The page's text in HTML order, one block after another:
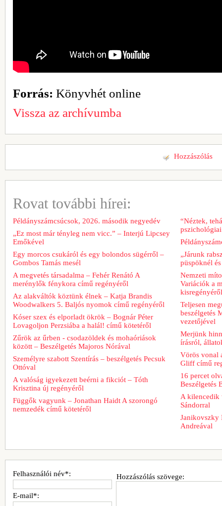
Forrás: Könyvhét online
Vissza az archívumba
Hozzászólás
Rovat további hírei:
Példányszámcsúcsok, 2026. második negyedév
„Ez most már tényleg nem vicc.” – Interjú Lipcsey
Emőkével
Egy morcos csukáról és egy bolondos sügérről –
Gombos Tamás mesél
A megvetés társadalma – Fehér Renátó A
merénylők fénykora című regényéről
Az alakváltók köztünk élnek – Katja Brandis
Woodwalkers 5. Baljós nyomok című regényéről
Kóser szex és elporladt ökrök – Bognár Péter
Lovagoljon Perzsiába a halál! című kötetéről
Zűrök az űrben - csodazöldek és mohaóriások
között – Beszélgetés Majoros Nórával
Személyre szabott Szentírás – beszélgetés Pecsuk
Ottóval
A valóság igyekezett beérni a fikciót – Tóth
Krisztina új regényéről
Függők vagyunk – Jonathan Haidt A szorongó
nemzedék című kötetéről
“Néztek,
„Járunk
püspöknél
Nemzeti
Variációk a
kisregényéről
Teljesen
beszélgetés
vezetőjével
Merjünk
írásról,
Vörös vonal
Gliff című
16 percet
Beszélgetés
A kilencedik
Sándorral
Janikovszky
Andreával
Hozzászólás szövege:
Felhasználói név*:
E-mail*: